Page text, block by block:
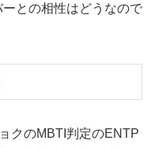
との相性はどうなので
クのMBTI判定のENTP